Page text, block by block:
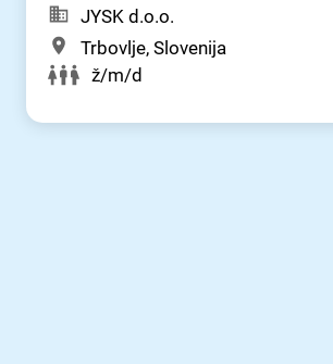
JYSK d.o.o.
Trbovlje, Slovenija
ž/m/d